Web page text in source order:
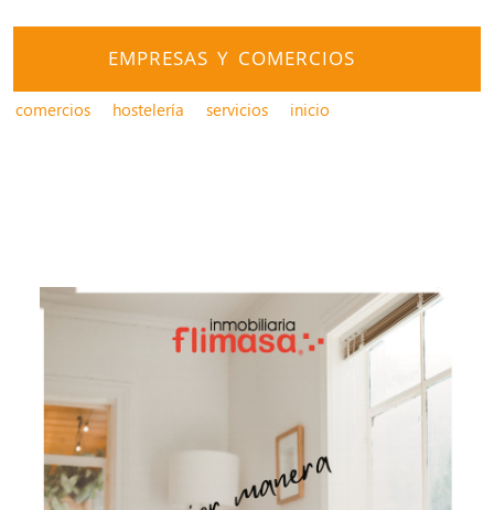
EMPRESAS Y COMERCIOS
comercios hostelería servicios inicio